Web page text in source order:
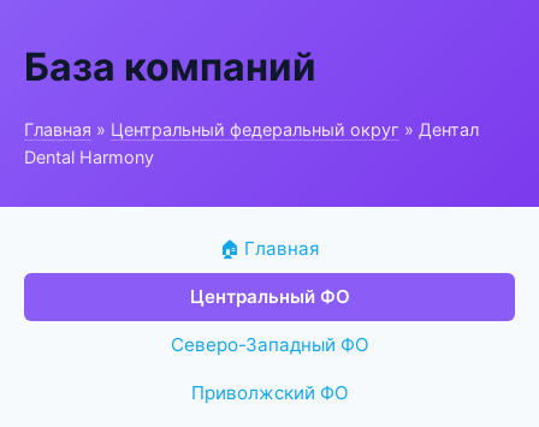
База компаний
Главная » Центральный федеральный округ » Дентал
Dental Harmony
🏠 Главная
Центральный ФО
Северо-Западный ФО
Приволжский ФО